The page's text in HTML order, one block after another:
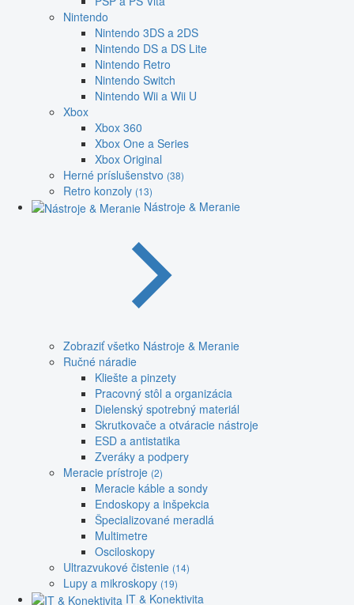
Nintendo
Nintendo 3DS a 2DS
Nintendo DS a DS Lite
Nintendo Retro
Nintendo Switch
Nintendo Wii a Wii U
Xbox
Xbox 360
Xbox One a Series
Xbox Original
Herné príslušenstvo (38)
Retro konzoly (13)
Nástroje & Meranie
Zobraziť všetko Nástroje & Meranie
Ručné náradie
Kliešte a pinzety
Pracovný stôl a organizácia
Dielenský spotrebný materiál
Skrutkovače a otváracie nástroje
ESD a antistatika
Zveráky a podpery
Meracie prístroje (2)
Meracie káble a sondy
Endoskopy a inšpekcia
Špecializované meradlá
Multimetre
Osciloskopy
Ultrazvukové čistenie (14)
Lupy a mikroskopy (19)
IT & Konektivita